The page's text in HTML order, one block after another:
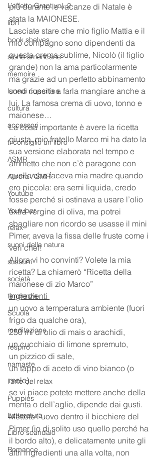
L’effetto Grant vol. 2
libri
book shelves
storie americane
memoire
lunedì copertina
cultura
accessori
ti consiglio un libro
ASMR
Aurora ASMR
Youtube
Youtuber
relax
suoni della natura
sussurri
società
tendenze
Scuola
meditazione
respiro
namaste
l'arte del relax
Puppies
Letteratura
Libro scandalo
Romance
più durante le vacanze di Natale è
stata la MAIONESE.
Lasciate stare che mio figlio Mattia e il
mio compagno sono dipendenti da
questa crema sublime, Nicolò (il figlio
grande) non la ama particolarmente
ma grazie ad un perfetto abbinamento
sono riuscita a farla mangiare anche a
lui. La famosa crema di uovo, tonno e
maionese…
La cosa importante è avere la ricetta
giusta, mio fratello Marco mi ha dato la
sua versione elaborata nel tempo e
ammetto che non c’è paragone con
quella che faceva mia madre quando
ero piccola: era semi liquida, credo
fosse perché si ostinava a usare l’olio
extra vergine di oliva, ma potrei
sbagliare non ricordo se usasse il mini
Pimer, aveva la fissa delle fruste come i
veri chef!
Allora vi ho convinti? Volete la mia
ricetta? La chiamerò “Ricetta della
maionese di zio Marco”
Ingredienti
un uovo a temperatura ambiente (fuori
frigo da qualche ora),
250 ml di olio di mais o arachidi,
un cucchiaio di limone spremuto,
un pizzico di sale,
un tappo di aceto di vino bianco (o
mele),
se vi piace potete mettere anche della
menta o dell’aglio, dipende dai gusti.
Mettete l’uovo dentro il bicchiere del
Pimer (io di solito uso quello perché ha
il bordo alto), e delicatamente unite gli
altri ingredienti una alla volta, non